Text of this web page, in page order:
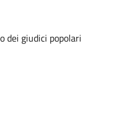
dei giudici popolari